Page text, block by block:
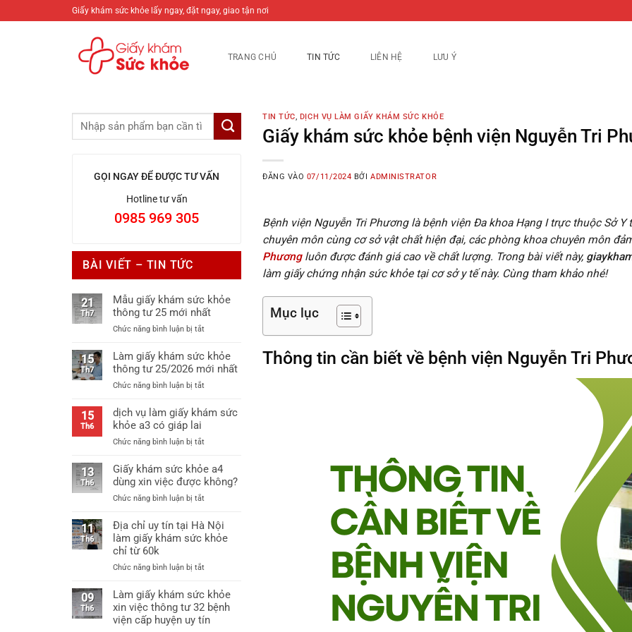
qua
Giấy khám sức khỏe lấy ngay, đặt ngay, giao tận nơi
TRANG CHỦ TIN TỨC LIÊN HỆ LƯU Ý
GỌI NGAY ĐỂ ĐƯỢC TƯ VẤN
Hotline tư vấn
0985 969 305
BÀI VIẾT – TIN TỨC
21
Th7
Mẫu giấy khám sức khỏe
thông tư 25 mới nhất
Chức năng bình luận bị tắtở
giấy
khám
khỏe
tư
15
Th7
Làm giấy khám sức khỏe
thông tư 25/2026 mới nhất
Chức năng bình luận bị tắtở
giấy
khỏe
tư
25/2026
15
Th6
dịch vụ làm giấy khám sức
khỏe a3 có giáp lai
Chức năng bình luận bị tắtở
vụ
làm
khám
khỏe
a3
13
Th6
Giấy khám sức khỏe a4
dùng xin việc được không?
Chức năng bình luận bị tắtở
khám
sức
dùng
việc
được
không?
11
Th6
Địa chỉ uy tín tại Hà Nội
làm giấy khám sức khỏe
chỉ từ 60k
Chức năng bình luận bị tắtở
chỉ
uy
tín
09
Th6
Làm giấy khám sức khỏe
xin việc thông tư 32 bệnh
viện cấp huyện uy tín
TIN TỨC, DỊCH VỤ LÀM GIẤY KHÁM SỨC KHỎE
Giấy khám sức khỏe bệnh viện Nguyễn Tri
ĐĂNG VÀO 07/11/2024 BỞIADMINISTRATOR
Bệnh viện Nguyễn Tri Phương là bệnh viện Đa khoa Hạng I trực thuộc Sở
chuyên môn cùng cơ sở vật chất hiện đại, các phòng khoa chuyên môn
Phươngluôn được đánh giá cao về chất lượng. Trong bài viết này,
làm giấy chứng nhận sức khỏe tại cơ sở y tế này. Cùng tham khảo nhé!
Mục lục
Thông tin cần biết về bệnh viện Nguyễn Tri